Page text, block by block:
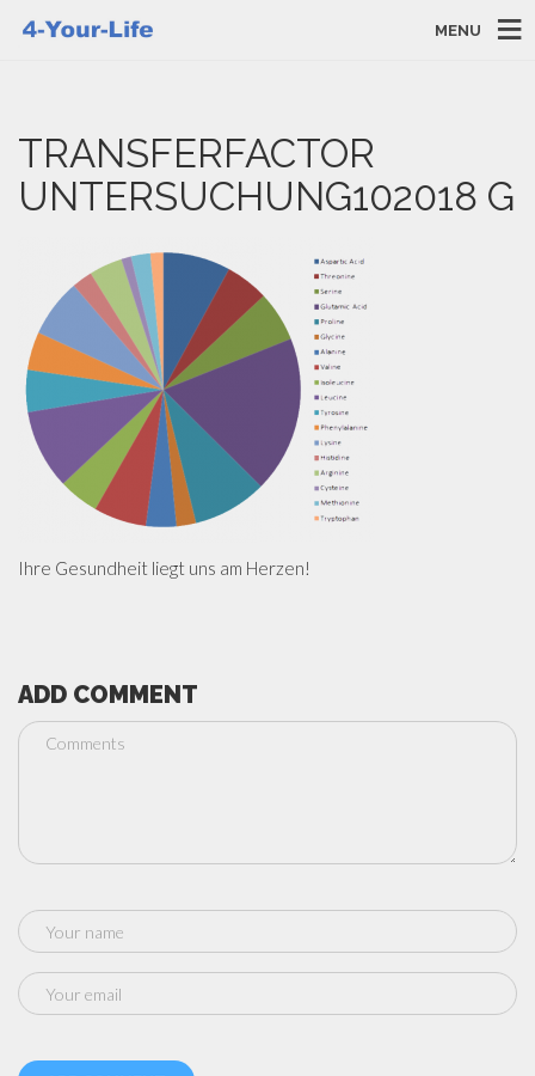
MENU
TRANSFERFACTOR
UNTERSUCHUNG102018 G
Ihre Gesundheit liegt uns am Herzen!
ADD COMMENT